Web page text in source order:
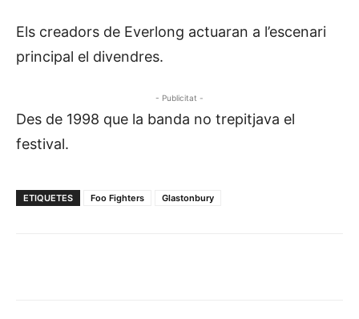
Els creadors de Everlong actuaran a l’escenari
principal el divendres.
- Publicitat -
Des de 1998 que la banda no trepitjava el
festival.
ETIQUETES Foo Fighters Glastonbury